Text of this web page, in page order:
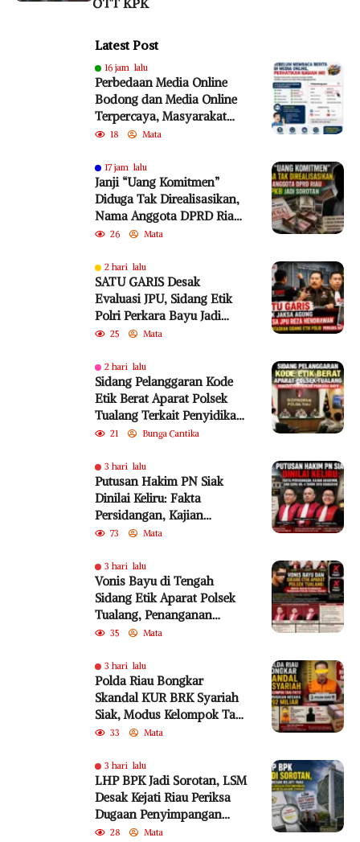
OTT KPK
Latest Post
16 jam lalu
Perbedaan Media Online
Bodong dan Media Online
Terpercaya, Masyarakat
Diminta Lebih Cermat
18 Mata
17 jam lalu
Janji “Uang Komitmen”
Diduga Tak Direalisasikan,
Nama Anggota DPRD Riau
dari PKB Jadi Sorotan
26 Mata
2 hari lalu
SATU GARIS Desak
Evaluasi JPU, Sidang Etik
Polri Perkara Bayu Jadi
Sorotan
25 Mata
2 hari lalu
Sidang Pelanggaran Kode
Etik Berat Aparat Polsek
Tualang Terkait Penyidikan
Perkara Bayu
21 Bunga Cantika
3 hari lalu
Putusan Hakim PN Siak
Dinilai Keliru: Fakta
Persidangan, Kajian
Akademik, dan SEMA No. 4
73 Mata
3 hari lalu
Vonis Bayu di Tengah
Sidang Etik Aparat Polsek
Tualang, Penanganan
Perkara Kembali Jadi
35 Mata
3 hari lalu
Polda Riau Bongkar
Skandal KUR BRK Syariah
Siak, Modus Kelompok Tani
Fiktif Diduga Rugikan
33 Mata
3 hari lalu
LHP BPK Jadi Sorotan, LSM
Desak Kejati Riau Periksa
Dugaan Penyimpangan
Program Bedelau BRK
28 Mata